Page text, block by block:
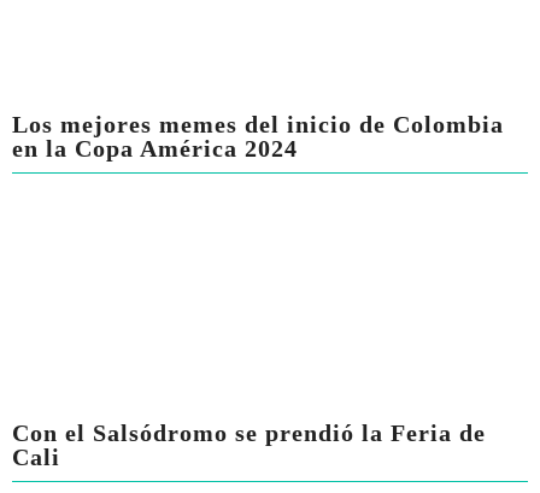
Los mejores memes del inicio de Colombia
en la Copa América 2024
Con el Salsódromo se prendió la Feria de
Cali